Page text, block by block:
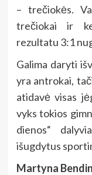
– trečiokės.
trečiokai ir
rezultatu 3:1
Galima daryti
yra antrokai,
atidavė visas
vyks tokios
dienos“
išugdytus
Martyna